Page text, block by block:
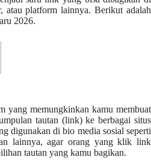
atau platform lainnya. Berikut adalah
2026.
yang memungkinkan kamu membuat
tautan (link) ke berbagai situs
digunakan di bio media sosial seperti
lainnya, agar orang yang klik link
tautan yang kamu bagikan.